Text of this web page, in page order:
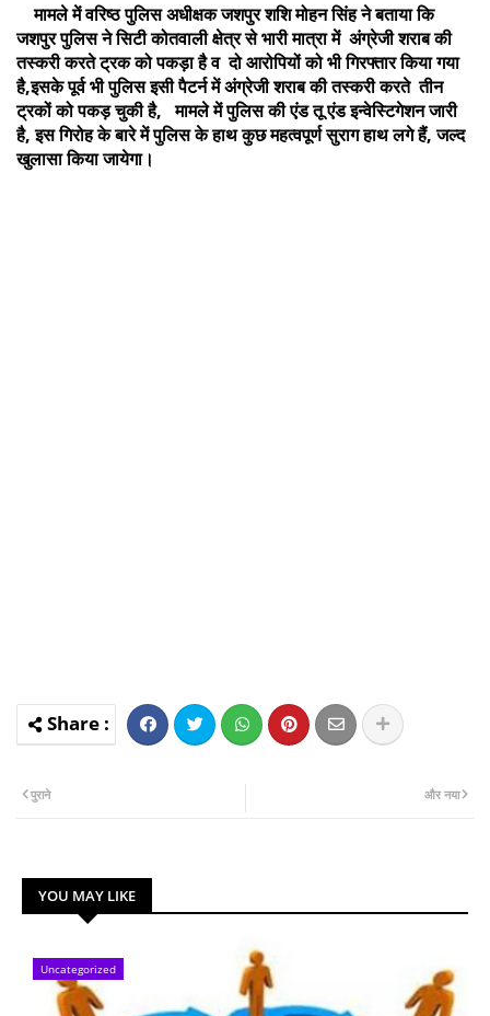
मामले में वरिष्ठ पुलिस अधीक्षक जशपुर शशि मोहन सिंह ने बताया कि
जशपुर पुलिस ने सिटी कोतवाली क्षेत्र से भारी मात्रा में अंग्रेजी शराब की
तस्करी करते ट्रक को पकड़ा है व दो आरोपियों को भी गिरफ्तार किया गया
है,इसके पूर्व भी पुलिस इसी पैटर्न में अंग्रेजी शराब की तस्करी करते तीन
ट्रकों को पकड़ चुकी है, मामले में पुलिस की एंड तू एंड इन्वेस्टिगेशन जारी
है, इस गिरोह के बारे में पुलिस के हाथ कुछ महत्वपूर्ण सुराग हाथ लगे हैं, जल्द
खुलासा किया जायेगा।
और नया
पुराने
YOU MAY LIKE
Uncategorized